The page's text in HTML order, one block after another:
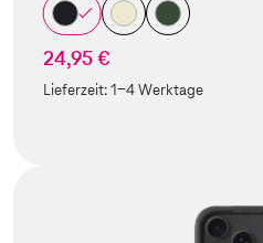
24,95 €
Lieferzeit:1-4 Werktage